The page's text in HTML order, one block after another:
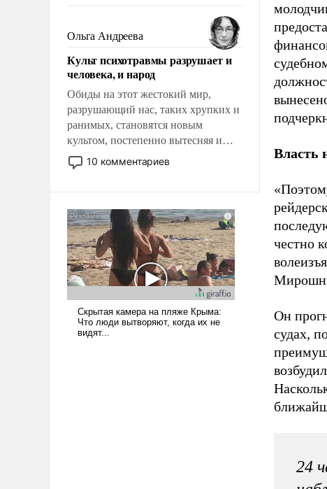
реализация радикально поднимет
наши боевые возможности.
Ольга Андреева
Культ психотравмы разрушает и
человека, и народ
Обиды на этот жестокий мир,
разрушающий нас, таких хрупких и
ранимых, становятся новым
культом, постепенно вытесняя и
отменяя традиционное требование к
человеку – быть мужественным и
слабым, идти вперед и
адаптироваться.
10 комментариев
Власть
честно
Он
судах,
24